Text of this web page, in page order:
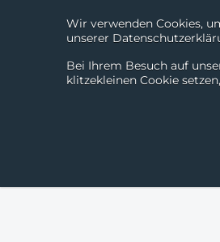
Wir verwenden Cookies,
unserer
Bei Ihrem Besuch auf
klitzekleinen Cookie